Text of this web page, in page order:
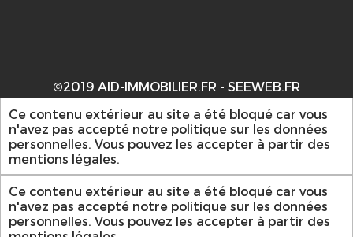
©2019 AID-IMMOBILIER.FR - SEEWEB.FR
Ce contenu extérieur au site a été bloqué car vous
n'avez pas accepté notre politique sur les données
personnelles. Vous pouvez les accepter à partir des
mentions légales.
Ce contenu extérieur au site a été bloqué car vous
n'avez pas accepté notre politique sur les données
personnelles. Vous pouvez les accepter à partir des